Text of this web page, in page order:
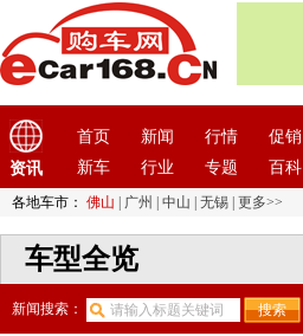
资讯
首页 新闻 行情
促销
新车
行业 专题 百科
各地车市： 佛山 广州 中山 无锡 更多>>
车型全览
新闻搜索：
法拉利(10)
方程豹(1)
飞凡汽车
(1)
菲亚特(9)
丰田
(60)
枫叶汽车(2)
福迪(4)
福特(31)
福田汽车(18)
G